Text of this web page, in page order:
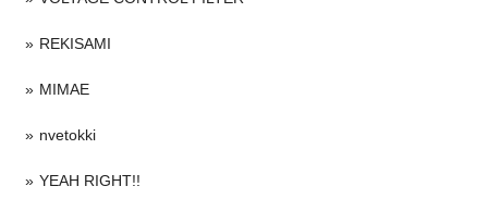
REKISAMI
MIMAE
nvetokki
YEAH RIGHT!!